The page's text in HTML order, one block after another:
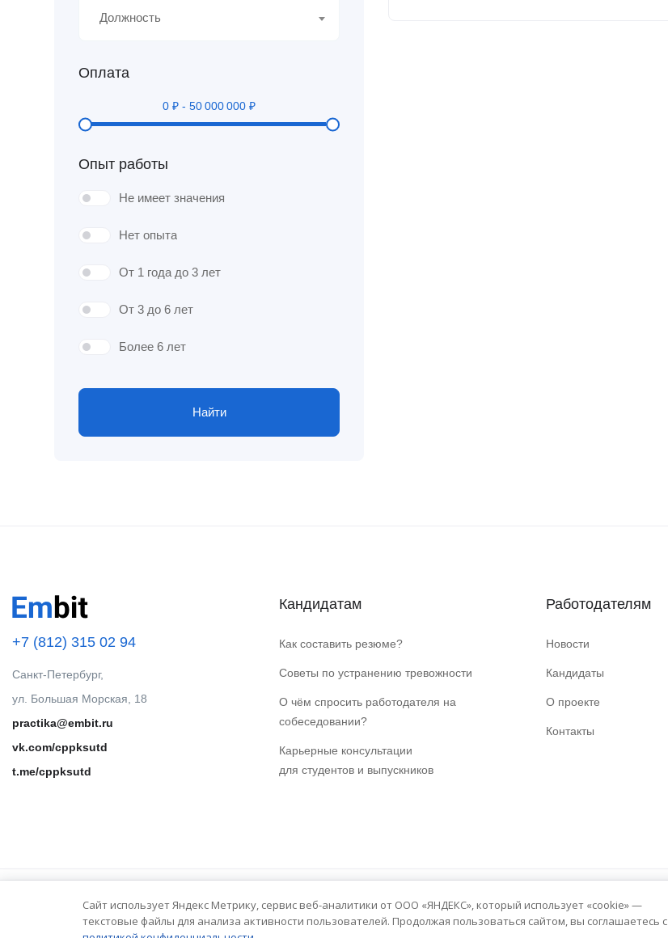
Должность
Оплата
0 ₽ - 50 000 000 ₽
Опыт работы
Не имеет значения
Нет опыта
От 1 года до 3 лет
От 3 до 6 лет
Более 6 лет
Найти
+7 (812) 315 02 94
Санкт-Петербург,
ул. Большая Морская, 18
practika@embit.ru
vk.com/cppksutd
t.me/cppksutd
Кандидатам
Как составить резюме?
Советы по устранению тревожности
О чём спросить работодателя на
собеседовании?
Карьерные консультации
для студентов и выпускников
Работодателям
Новости
Кандидаты
О проекте
Контакты
© 2025 Embit. Все права защищены.
Сайт использует Яндекс Метрику, сервис веб-аналитики от ООО «ЯНДЕКС», который использует «cookie» —
текстовые файлы для анализа активности пользователей. Продолжая пользоваться сайтом, вы соглашаетесь с